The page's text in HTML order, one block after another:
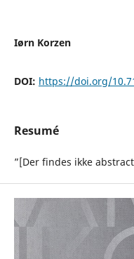
Iørn Korzen
DOI: https://doi.org/
Resumé
”[Der findes ikke